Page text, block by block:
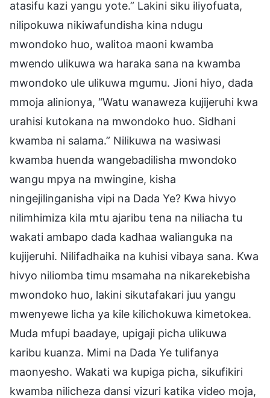
atasifu kazi yangu yote.” Lakini siku iliyofuata,
nilipokuwa nikiwafundisha kina ndugu
mwondoko huo, walitoa maoni kwamba
mwendo ulikuwa wa haraka sana na kwamba
mwondoko ule ulikuwa mgumu. Jioni hiyo, dada
mmoja alinionya, “Watu wanaweza kujijeruhi kwa
urahisi kutokana na mwondoko huo. Sidhani
kwamba ni salama.” Nilikuwa na wasiwasi
kwamba huenda wangebadilisha mwondoko
wangu mpya na mwingine, kisha
ningejilinganisha vipi na Dada Ye? Kwa hivyo
nilimhimiza kila mtu ajaribu tena na niliacha tu
wakati ambapo dada kadhaa walianguka na
kujijeruhi. Nilifadhaika na kuhisi vibaya sana. Kwa
hivyo niliomba timu msamaha na nikarekebisha
mwondoko huo, lakini sikutafakari juu yangu
mwenyewe licha ya kile kilichokuwa kimetokea.
Muda mfupi baadaye, upigaji picha ulikuwa
karibu kuanza. Mimi na Dada Ye tulifanya
maonyesho. Wakati wa kupiga picha, sikufikiri
kwamba nilicheza dansi vizuri katika video moja,